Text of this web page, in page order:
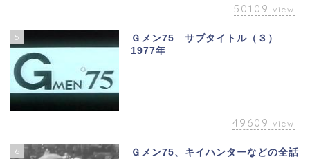
50109 view
5
Ｇメン75 サブタイトル（３）
1977年
49609 view
6
Ｇメン75、キイハンターなどの全話